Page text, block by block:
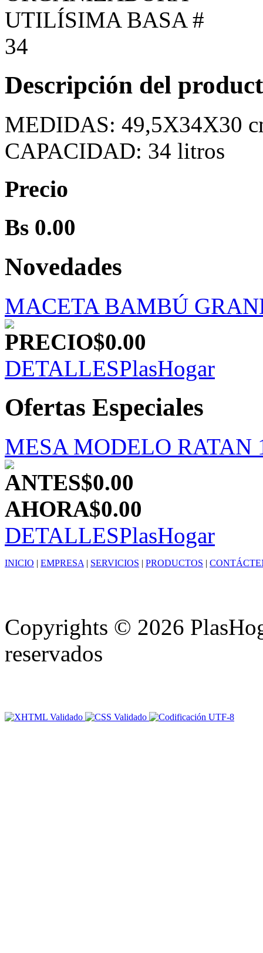
Descripción del
MEDIDAS: 49,5X34X30
CAPACIDAD: 34 litros
Precio
Bs 0.00
Novedades
MACETA BAMBÚ
PRECIO$0.00
DETALLESPlasHogar
Ofertas Especiales
MESA MODELO RATAN
ANTES$0.00
AHORA$0.00
DETALLESPlasHogar
INICIO | EMPRESA | SERVICIOS | PRODUCTOS |
Copyrights © 2026
reservados